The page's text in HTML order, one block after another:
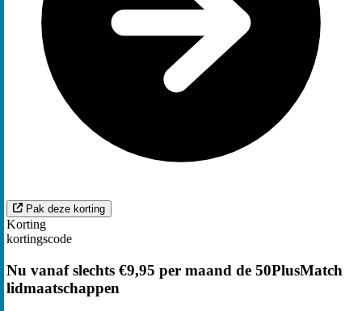
Pak deze korting
Korting
kortingscode
Nu vanaf slechts €9,95 per maand de 50PlusMatch
lidmaatschappen